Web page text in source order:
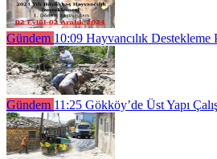
Gündem 10:09 Hayvancılık Destekleme
Gündem 11:25 Gökköy’de Üst Yapı